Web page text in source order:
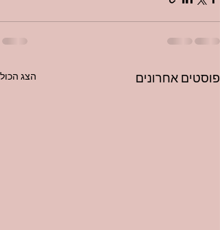
פוסטים אחרונים הצג הכול